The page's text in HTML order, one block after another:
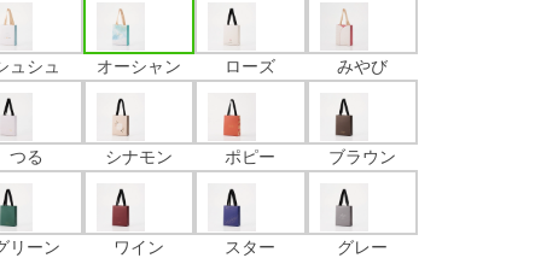
ュシュ オーシャン ローズ みやび
つる シナモン ポピー ブラウン
リーン ワイン スター グレー